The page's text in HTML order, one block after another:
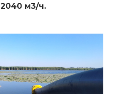
2040 м3/ч.